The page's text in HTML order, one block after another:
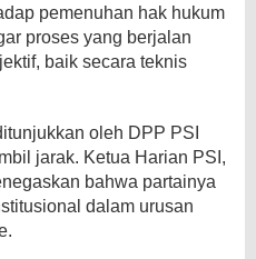
pemenuhan hak hukum
proses yang berjalan
baik secara teknis
oleh DPP PSI
jarak. Ketua Harian PSI,
bahwa partainya
dalam urusan